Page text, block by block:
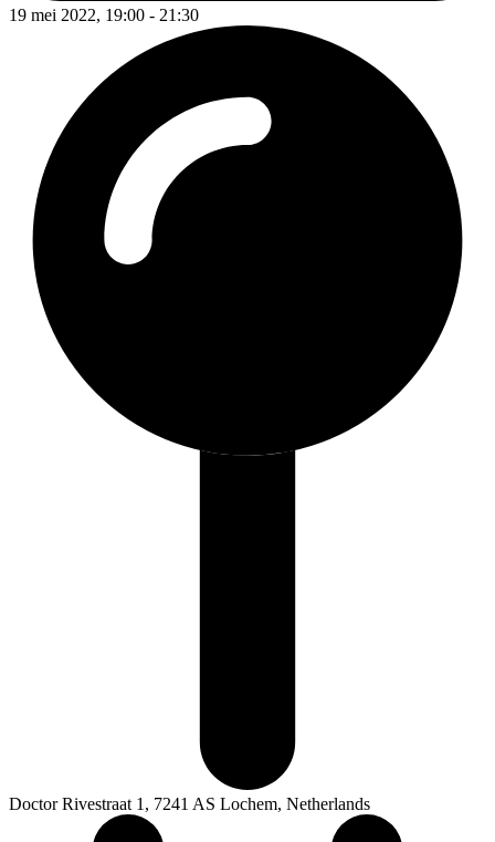
19 mei 2022, 19:00 - 21:30
Doctor Rivestraat 1, 7241 AS Lochem, Netherlands